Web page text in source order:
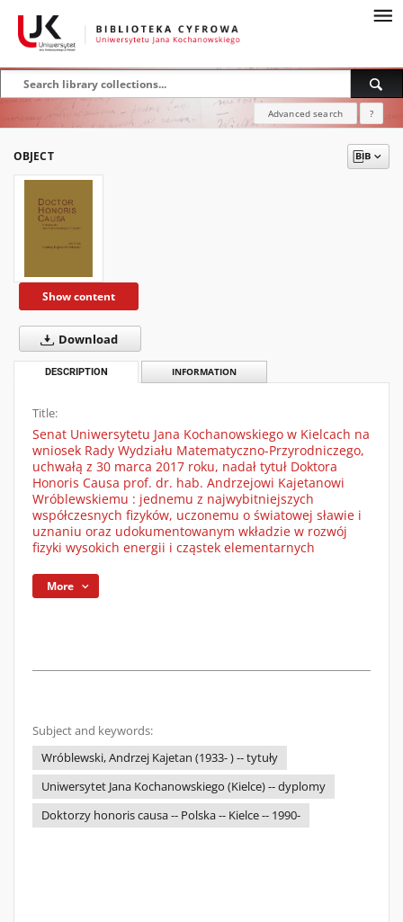
Advanced search ?
OBJECT
Show content
Download
DESCRIPTION INFORMATION
Title:
Senat Uniwersytetu Jana Kochanowskiego w Kielcach na
wniosek Rady Wydziału Matematyczno-Przyrodniczego,
uchwałą z 30 marca 2017 roku, nadał tytuł Doktora
Honoris Causa prof. dr. hab. Andrzejowi Kajetanowi
Wróblewskiemu : jednemu z najwybitniejszych
współczesnych fizyków, uczonemu o światowej sławie i
uznaniu oraz udokumentowanym wkładzie w rozwój
fizyki wysokich energii i cząstek elementarnych
More
Subject and keywords:
Wróblewski, Andrzej Kajetan (1933- ) -- tytuły
Uniwersytet Jana Kochanowskiego (Kielce) -- dyplomy
Doktorzy honoris causa -- Polska -- Kielce -- 1990-